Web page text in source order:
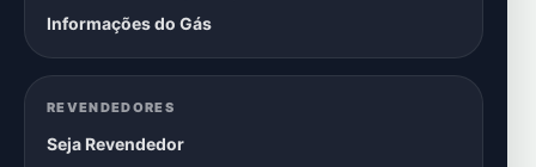
Informações do Gás
REVENDEDORES
Seja Revendedor